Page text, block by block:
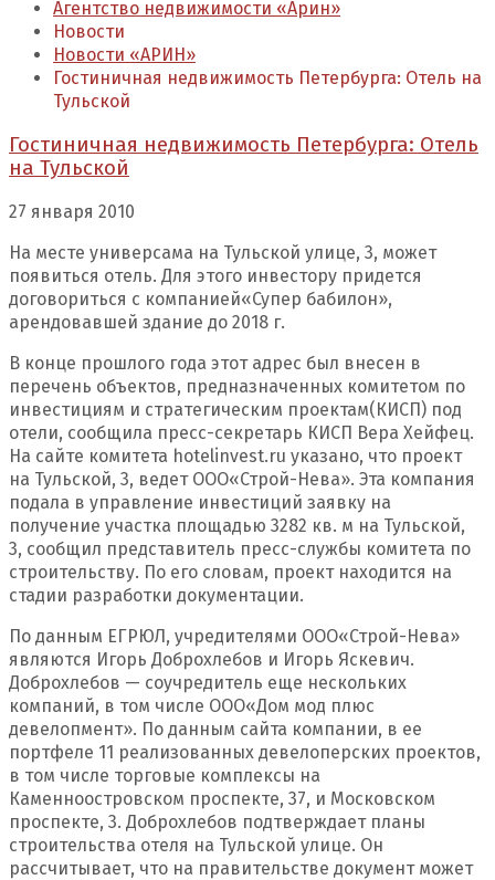
Агентство недвижимости «Арин»
Новости
Новости «АРИН»
Гостиничная недвижимость Петербурга: Отель на
Тульской
Гостиничная недвижимость Петербурга: Отель
на Тульской
27 января 2010
На месте универсама на Тульской улице, 3, может
появиться отель. Для этого инвестору придется
договориться с компанией«Супер бабилон»,
арендовавшей здание до 2018 г.
В конце прошлого года этот адрес был внесен в
перечень объектов, предназначенных комитетом по
инвестициям и стратегическим проектам( КИСП) под
отели, сообщила пресс-секретарь КИСП Вера Хейфец.
На сайте комитета hotelinvest.ru указано, что проект
на Тульской, 3, ведет ООО«Строй-Нева». Эта компания
подала в управление инвестиций заявку на
получение участка площадью 3282 кв. м на Тульской,
3, сообщил представитель пресс-службы комитета по
строительству. По его словам, проект находится на
стадии разработки документации.
По данным ЕГРЮЛ, учредителями ООО«Строй-Нева»
являются Игорь Доброхлебов и Игорь Яскевич.
Доброхлебов — соучредитель еще нескольких
компаний, в том числе ООО«Дом мод плюс
девелопмент». По данным сайта компании, в ее
портфеле 11 реализованных девелоперских проектов,
в том числе торговые комплексы на
Каменноостровском проспекте, 37, и Московском
проспекте, 3. Доброхлебов подтверждает планы
строительства отеля на Тульской улице. Он
рассчитывает, что на правительстве документ может